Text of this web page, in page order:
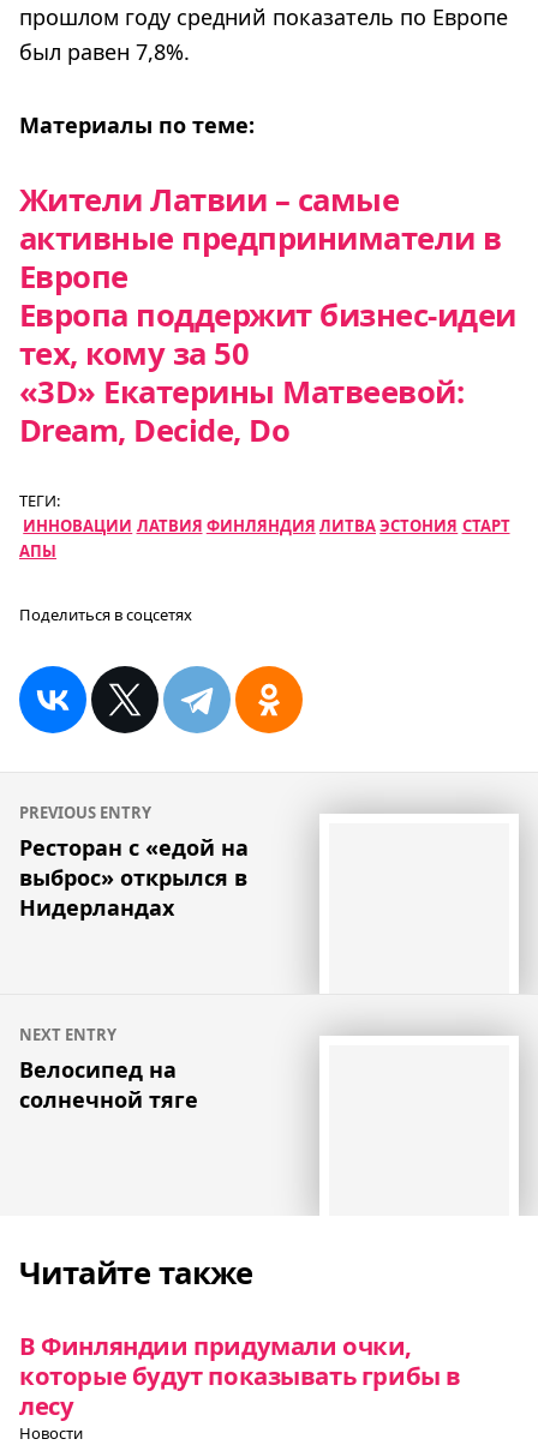
прошлом году средний показатель по Европе
был равен 7,8%.
Материалы по теме:
Жители Латвии – самые
активные предприниматели в
Европе
Европа поддержит бизнес-идеи
тех, кому за 50
«3D» Екатерины Матвеевой:
Dream, Decide, Do
ТЕГИ:
ИННОВАЦИИ ЛАТВИЯ ФИНЛЯНДИЯ ЛИТВАЭСТОНИЯ СТАРТ
АПЫ
Поделиться в соцсетях
Навигация
по
записям
PREVIOUS ENTRY
Ресторан с «едой на
выброс» открылся в
Нидерландах
NEXT ENTRY
Велосипед на
солнечной тяге
Читайте также
В Финляндии придумали очки,
которые будут показывать грибы в
лесу
Новости